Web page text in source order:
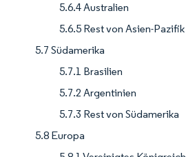
5.6.4 Australien
5.6.5 Rest von Asien-Pazifik
5.7 Südamerika
5.7.1 Brasilien
5.7.2 Argentinien
5.7.3 Rest von Südamerika
5.8 Europa